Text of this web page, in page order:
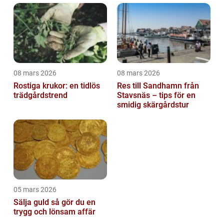
08 mars 2026
Rostiga krukor: en tidlös
trädgårdstrend
08 mars 2026
Res till Sandhamn från
Stavsnäs – tips för en
smidig skärgårdstur
05 mars 2026
Sälja guld så gör du en
trygg och lönsam affär